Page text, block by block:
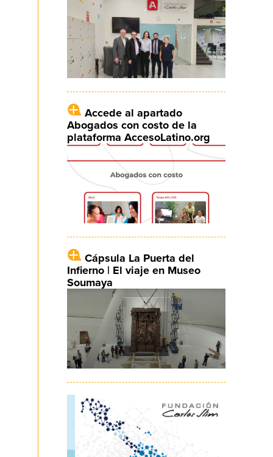
Accede al apartado
Abogados con costo de la
plataforma AccesoLatino.org
Cápsula La Puerta del
Infierno | El viaje en Museo
Soumaya